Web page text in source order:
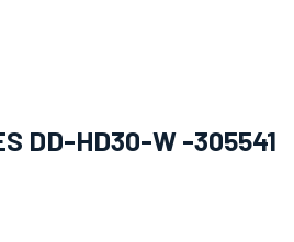
DD-HD30-W -305541